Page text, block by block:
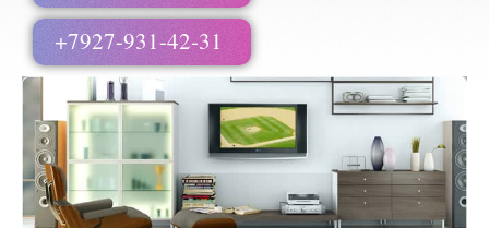
+7927-931-42-31